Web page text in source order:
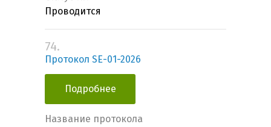
Проводится
74.
Протокол SE-01-2026
Подробнее
Название протокола